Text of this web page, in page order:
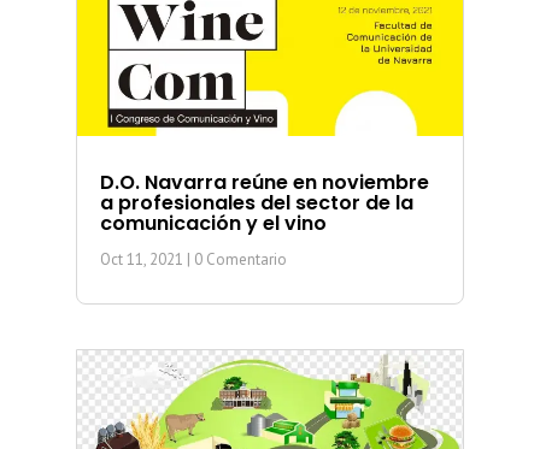
D.O. Navarra reúne en noviembre
a profesionales del sector de la
comunicación y el vino
Oct 11, 2021 | 0 Comentario